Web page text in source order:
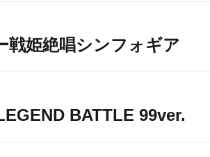
戦姫絶唱シンフォギア
BATTLE 99ver.